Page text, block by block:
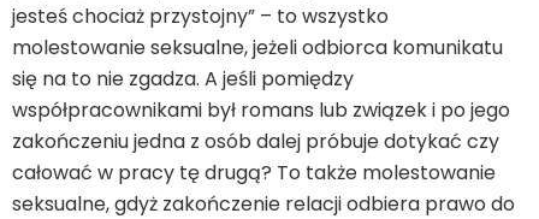
jesteś chociaż przystojny” – to wszystko
molestowanie seksualne, jeżeli odbiorca komunikatu
się na to nie zgadza. A jeśli pomiędzy
współpracownikami był romans lub związek i po jego
zakończeniu jedna z osób dalej próbuje dotykać czy
całować w pracy tę drugą? To także molestowanie
seksualne, gdyż zakończenie relacji odbiera prawo do